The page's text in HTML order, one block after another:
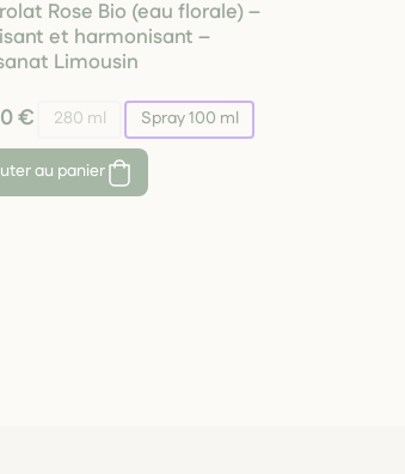
Rose Bio (eau florale) –
et harmonisant –
Limousin
€ 280 ml Spray 100 ml
au panier